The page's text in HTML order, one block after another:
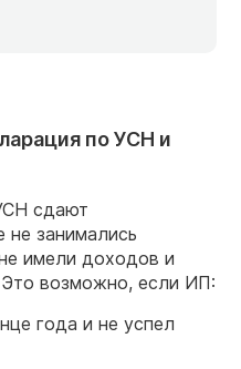
по УСН и
сдают
не занимались
имели доходов и
возможно, если ИП:
года и не успел